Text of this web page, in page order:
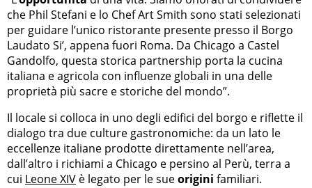
che Phil Stefani e lo Chef Art Smith sono stati selezionati
per guidare l’unico ristorante presente presso il Borgo
Laudato Si’, appena fuori Roma. Da Chicago a Castel
Gandolfo, questa storica partnership porta la cucina
italiana e agricola con influenze globali in una delle
proprietà più sacre e storiche del mondo”.
Il locale si colloca in uno degli edifici del borgo e riflette il
dialogo tra due culture gastronomiche: da un lato le
eccellenze italiane prodotte direttamente nell’area,
dall’altro i richiami a Chicago e persino al Perù, terra a
cui Leone XIV è legato per le sueorigini familiari.